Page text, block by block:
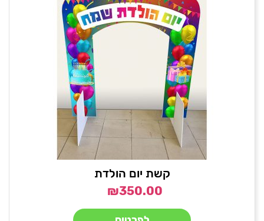
קשת יום הולדת
₪350.00